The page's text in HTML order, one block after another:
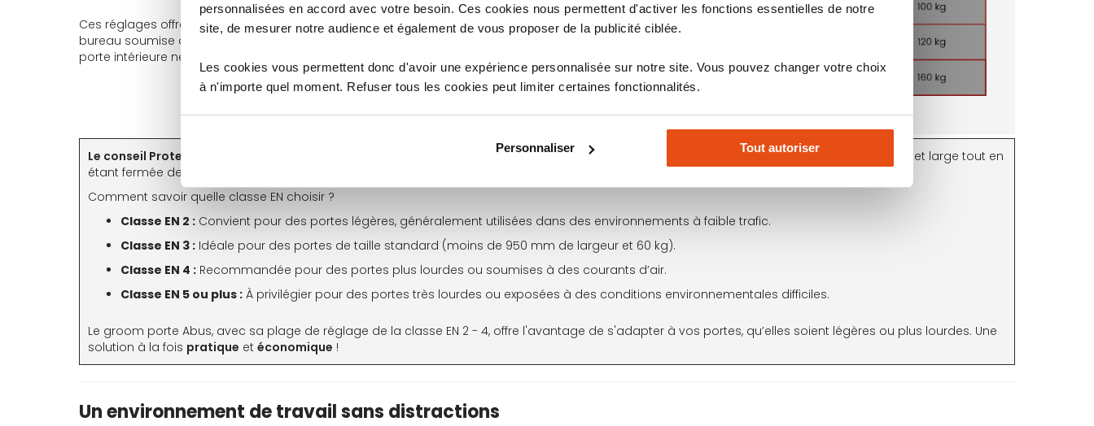
personnalisées en accord avec votre besoin. Ces cookies nous permettent d'activer les fonctions essentielles de notre
site, de mesurer notre audience et également de vous proposer de la publicité ciblée.
Les cookies vous permettent donc d'avoir une expérience personnalisée sur notre site. Vous pouvez changer votre choix
à n'importe quel moment. Refuser tous les cookies peut limiter certaines fonctionnalités.
Personnaliser Tout autoriser
Ces réglages offrent une grandemarge de personnalisation, que ce soit pour une porte de
bureau soumise à des va-et-vient fréquents, une porte d’entrée d’immeuble ou encore une
porte intérieure nécessitant un fonctionnement fluide et silencieux.
Le conseil ProtectHome :
La classe EN détermine la force de fermeture d’un ferme porte. Plus le chiffre est élevé, plus la porte peut être lourde et large tout en
étant fermée de manière efficace.
Comment savoir quelle classe EN choisir ?
Classe EN 2 : Convient pour des portes légères, généralement utilisées dans des environnements à faible trafic.
Classe EN 3 : Idéale pour des portes de taille standard (moins de 950 mm de largeur et 60 kg).
Classe EN 4 : Recommandée pour des portes plus lourdes ou soumises à des courants d’air.
Classe EN 5 ou plus : À privilégier pour des portes très lourdes ou exposées à des conditions environnementales difficiles.
Le groom porte Abus, avec sa plage de réglage de la classe EN 2 - 4, offre l'avantage de s'adapter à vos portes, qu’elles soient légères ou plus lourdes. Une
solution à la fois pratique et économique !
Un environnement de travail sans distractions